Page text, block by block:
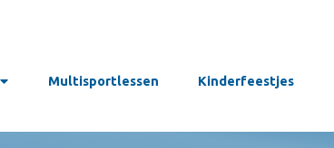
Multisportlessen Kinderfeestjes